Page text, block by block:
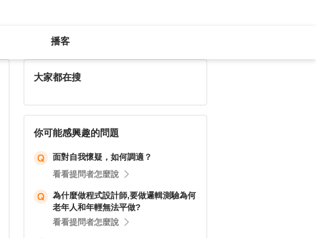
播客
大家都在搜
你可能感興趣的問題
面對自我懷疑，如何調適？
看看提問者怎麼說
為什麼做程式設計師,要做邏輯測驗為何
老年人和年輕無法平做?
看看提問者怎麼說